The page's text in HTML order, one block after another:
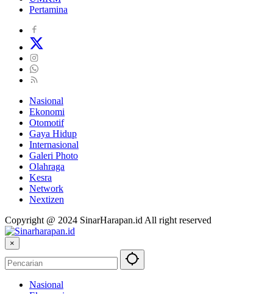
Pertamina
Nasional
Ekonomi
Otomotif
Gaya Hidup
Internasional
Galeri Photo
Olahraga
Kesra
Network
Nextizen
Copyright @ 2024 SinarHarapan.id All right reserved
×
Nasional